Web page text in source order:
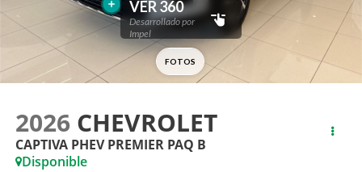
2026 CHEVROLET
CAPTIVA PHEV PREMIER PAQ B
Disponible